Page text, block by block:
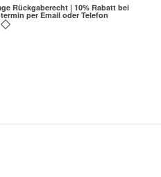
Rückgaberecht | 10% Rabatt bei
per Email oder Telefon